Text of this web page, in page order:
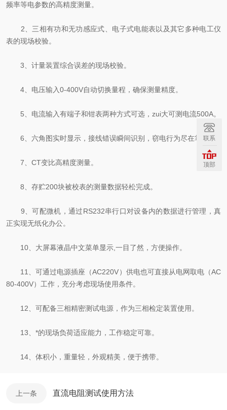
频率等电参数的高精度测量。
2、三相有功和无功感应式、电子式电能表以及其它多种电工仪
表的现场校验。
3、计量装置综合误差的现场校验。
4、电压输入0-400V自动切换量程，确保测量精度。
5、电流输入有端子和钳表两种方式可选，zui大可测电流500A。
6、六角图实时显示，接线错误瞬间识别，窃电行为尽在掌握。
7、CT变比高精度测量。
8、存贮200块被校表的测量数据轻松完成。
9、可配微机，通过RS232串行口对设备内的数据进行管理，真
正实现无纸化办公。
10、大屏幕液晶中文菜单显示,一目了然，方便操作。
11、可通过电源插座（AC220V）供电也可直接从电网取电（AC
80-400V）工作，充分考虑现场使用条件。
12、可配备三相精密测试电源，作为三相检定装置使用。
13、*的现场负荷适应能力，工作稳定可靠。
14、体积小，重量轻，外观精美，便于携带。
上一条 直流电阻测试使用方法
联系
顶部